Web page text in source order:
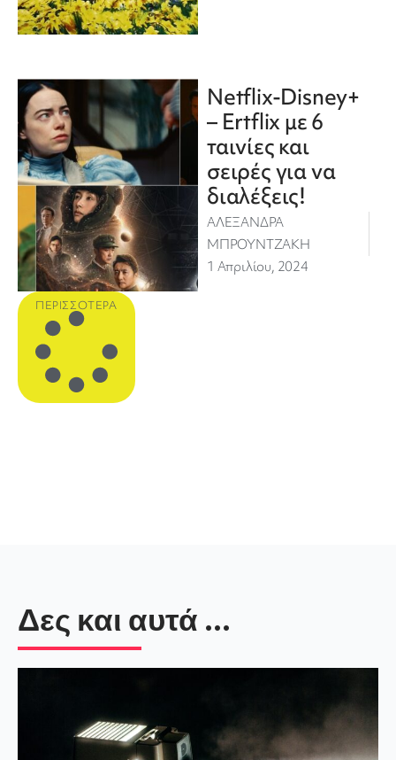
Netflix-Disney+
– Ertflix με 6
ταινίες και
σειρές για να
διαλέξεις!
ΑΛΕΞΑΝΔΡΑ
ΜΠΡΟΥΝΤΖΑΚΗ
1 Απριλίου, 2024
ΠΕΡΙΣΣΌΤΕΡΑ
Δες και αυτά ...